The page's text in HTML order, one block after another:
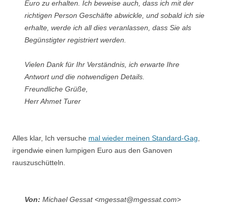
Euro zu erhalten. Ich beweise auch, dass ich mit der
richtigen Person Geschäfte abwickle, und sobald ich sie
erhalte, werde ich all dies veranlassen, dass Sie als
Begünstigter registriert werden.
Vielen Dank für Ihr Verständnis, ich erwarte Ihre
Antwort und die notwendigen Details.
Freundliche Grüße,
Herr Ahmet Turer
Alles klar, Ich versuche mal wieder meinen Standard-Gag
irgendwie einen lumpigen Euro aus den Ganoven
rauszuschütteln.
Von: Michael Gessat <mgessat@mgessat.com>